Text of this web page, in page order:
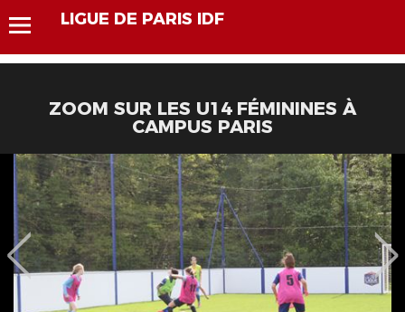
LIGUE DE PARIS IDF
ZOOM SUR LES U14 FÉMININES À
CAMPUS PARIS